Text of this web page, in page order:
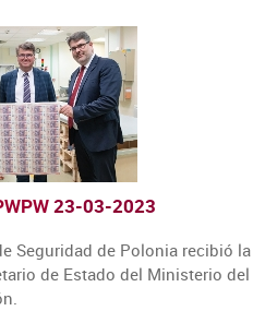
23-03-2023
Seguridad de Polonia recibió la
de Estado del Ministerio del